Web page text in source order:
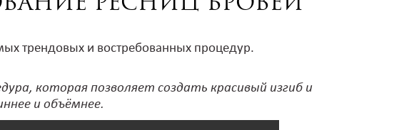
трендовых и востребованных процедур.
которая позволяет создать красивый изгиб и
и объёмнее.